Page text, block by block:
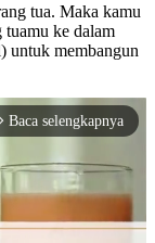
tua. Maka kamu
tuamu ke dalam
untuk membangun
Baca selengkapnya